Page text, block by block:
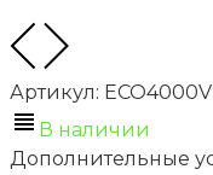
Артикул: ECO4000V
В наличии
Дополнительные